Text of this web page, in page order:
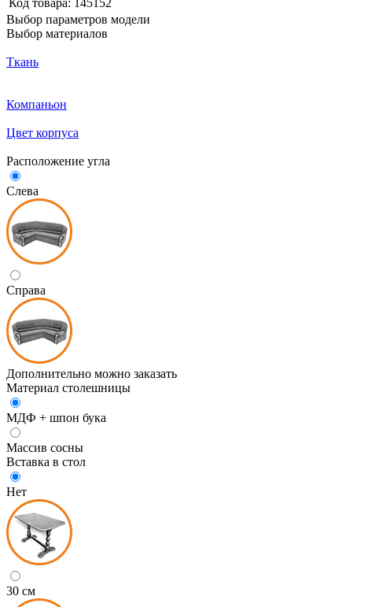
Выбор параметров модели
Выбор материалов
Ткань
Компаньон
Цвет корпуса
Расположение угла
Слева
Справа
Дополнительно можно заказать
Материал столешницы
МДФ + шпон бука
Массив сосны
Вставка в стол
Нет
30 см